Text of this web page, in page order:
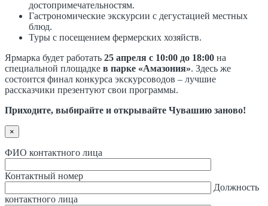
достопримечательностям.
Гастрономические экскурсии с дегустацией местных
блюд.
Туры с посещением фермерских хозяйств.
Ярмарка будет работать 25 апреля с 10:00 до 18:00 на
специальной площадке в парке «Амазония». Здесь же
состоится финал конкурса экскурсоводов – лучшие
рассказчики презентуют свои программы.
Приходите, выбирайте и открывайте Чувашию заново!
×
ФИО контактного лица
Контактный номер
Должность
контактного лица